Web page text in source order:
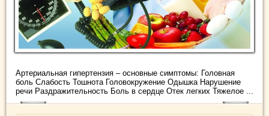
Артериальная гипертензия – основные симптомы: Головная
боль Слабость Тошнота Головокружение Одышка Нарушение
речи Раздражительность Боль в сердце Отек легких Тяжелое ...